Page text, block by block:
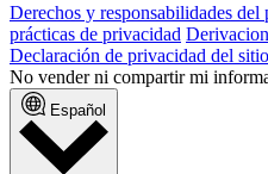
Derechos y responsabilidades del
prácticas de privacidad
Declaración de privacidad del
No vender ni compartir mi
Español